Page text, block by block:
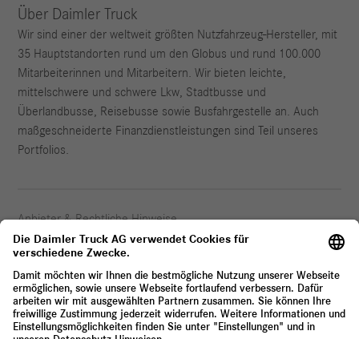
Über Daimler Truck
Wir sind einer der weltweit größten Nutzfahrzeug-Hersteller, mit
35 Hauptstandorten rund um den Globus und rund 100.000
Mitarbeiterinnen und Mitarbeitern. Wir bieten leichte,
mittelschwere und schwere Lkw, Stadtbusse und
Überlandbusse, Reisebusse sowie Busfahrgestelle an. Auch
maßgeschneiderte Finanzdienstleistungen sind Teil unseres
Portfolios.
Anbieter & Rechtliche Hinweise
Datenschutz